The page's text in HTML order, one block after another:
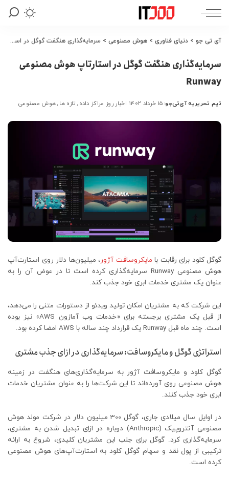
آی تی جو > دنیای فناوری > هوش مصنوعی > سرمایه‌گذاری هنگفت گوگل در استارتاپ هوش مصنوعی Runway
سرمایه‌گذاری هنگفت گوگل در استارتاپ هوش مصنوعی
Runway
ارسال
توسط
تیم تحریریه آی‌تی‌جو ۱۵ خرداد ۱۴۰۲ اخبار روز مراکز داده تازه ها هوش مصنوعی
گوگل کلود برای رقابت با مایکروسافت آژور، میلیون‌ها دلار روی استارت‌آپ
هوش مصنوعی Runway سرمایه‌گذاری کرده است تا در عوض آن را به
عنوان یک مشتری خدمات ابری خود جذب کند.
این شرکت که به مشتریان امکان تولید ویدئو از دستورات متنی را می‌دهد،
از قبل یک مشتری برجسته برای «خدمات وب آمازون AWS» نیز بوده
است. چند ماه قبل Runway یک قرارداد چند ساله با AWS امضا کرده بود.
استراتژی گوگل و مایکروسافت: سرمایه‌گذاری در ازای جذب مشتری
گوگل کلود و مایکروسافت آژور به سرمایه‌گذاری‌های هنگفت در زمینه
هوش مصنوعی روی آورده‌اند تا این شرکت‌ها را به عنوان مشتریان خدمات
ابری خود جذب کنند.
در اوایل سال میلادی جاری، گوگل 300 میلیون دلار در شرکت مولد هوش
مصنوعی آنتروپیک (Anthropic) دوباره در ازای تبدیل شدن به مشتری،
سرمایه‌گذاری کرد. گوگل برای جلب این مشتریان کلیدی، شروع به ارائه
ترکیبی از پول نقد و سهام گوگل کلود به استارت‌آپ‌های هوش مصنوعی
کرده است.